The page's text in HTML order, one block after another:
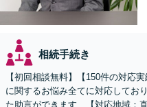
相続手続き
【初回相談無料】【150件の対応
に関するお悩み全てに対応して
た助言ができます 【対応地域：